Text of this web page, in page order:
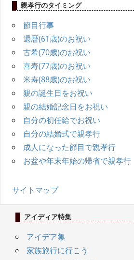
親孝行のタイミング
節目行事
還暦(61歳)のお祝い
古希(70歳)のお祝い
喜寿(77歳)のお祝い
米寿(88歳)のお祝い
親の誕生日をお祝い
親の結婚記念日をお祝い
自分の初任給でお祝い
自分の結婚式で親孝行
成人になった節目で親孝行
お盆や年末年始の帰省で親孝行
サイトマップ
アイディア特集
アイデア集
家族旅行に行こう